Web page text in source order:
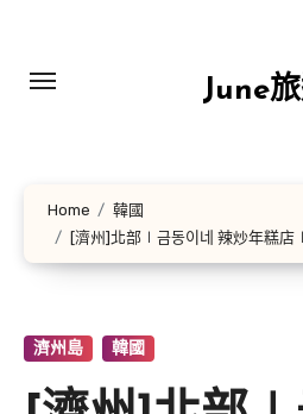
content
June
Home
韓國
[濟州]北部∣금동이네 辣炒年糕
濟州島 韓國